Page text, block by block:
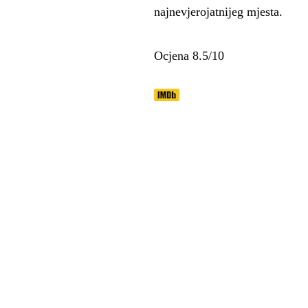
najnevjerojatnijeg mjesta.
Ocjena 8.5/10